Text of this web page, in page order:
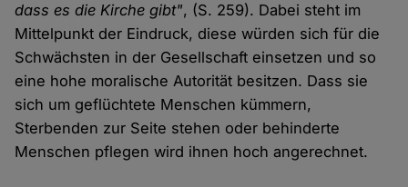
dass es die Kirche gibt", (S. 259). Dabei steht im
Mittelpunkt der Eindruck, diese würden sich für die
Schwächsten in der Gesellschaft einsetzen und so
eine hohe moralische Autorität besitzen. Dass sie
sich um geflüchtete Menschen kümmern,
Sterbenden zur Seite stehen oder behinderte
Menschen pflegen wird ihnen hoch angerechnet.